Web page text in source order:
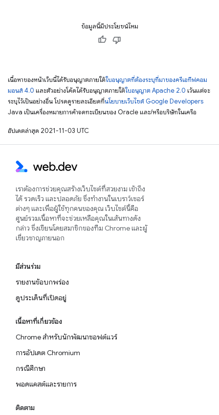
ข้อมูลนี้มีประโยชน์ไหม
เนื้อหาของหน้าเว็บนี้ได้รับอนุญาตภายใต้ใบอนุญาตที่ต้องระบุที่มาของครีเอทีฟคอม
มอนส์ 4.0 และตัวอย่างโค้ดได้รับอนุญาตภายใต้ใบอนุญาต Apache 2.0 เว้นแต่จะ
ระบุไว้เป็นอย่างอื่น โปรดดูรายละเอียดที่นโยบายเว็บไซต์ Google Developers
Java เป็นเครื่องหมายการค้าจดทะเบียนของ Oracle และ/หรือบริษัทในเครือ
อัปเดตล่าสุด 2021-11-03 UTC
เราต้องการช่วยคุณสร้างเว็บไซต์ที่สวยงาม เข้าถึง
ได้ รวดเร็ว และปลอดภัย ซึ่งทำงานในเบราว์เซอร์
ต่างๆ และเพื่อผู้ใช้ทุกคนของคุณ เว็บไซต์นี้คือ
ศูนย์รวมเนื้อหาที่จะช่วยเหลือคุณในเส้นทางดัง
กล่าว ซึ่งเขียนโดยสมาชิกของทีม Chrome และผู้
เชี่ยวชาญภายนอก
มีส่วนร่วม
รายงานข้อบกพร่อง
ดูประเด็นที่เปิดอยู่
เนื้อหาที่เกี่ยวข้อง
Chrome สำหรับนักพัฒนาซอฟต์แวร์
การอัปเดต Chromium
กรณีศึกษา
พอดแคสต์และรายการ
ติดตาม